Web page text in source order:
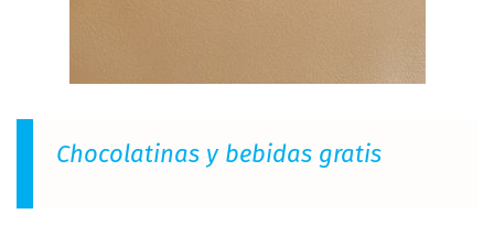
Chocolatinas y bebidas gratis